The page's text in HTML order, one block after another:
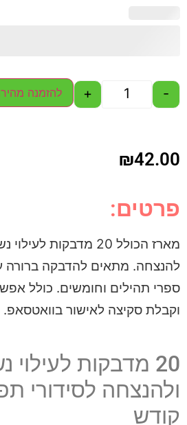
להזמנה מהירה ◄
הכולל 20 מדבקות לעילוי נשמת ומדבקות
ברורה על סידורי תפילה,
כולל אפשרות לכיתוב אישי
בוואטסאפ.
לעילוי נשמת
תפילה וספרי